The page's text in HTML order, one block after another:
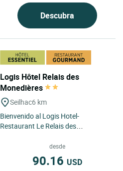
Descubra
Logis Hôtel Relais des
Monedières
Seilhac6 km
Bienvenido al Logis Hotel-
Restaurant Le Relais des
igual ubicada en Seilhac.
Gestionado...
desde
90.16 USD